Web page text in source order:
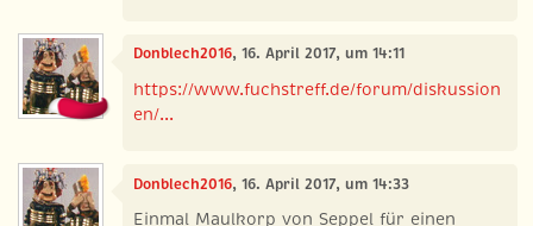
Donblech2016, 16. April 2017, um 14:11
https://www.fuchstreff.de/forum/diskussion
en/...
Donblech2016, 16. April 2017, um 14:33
Einmal Maulkorp von Seppel für einen